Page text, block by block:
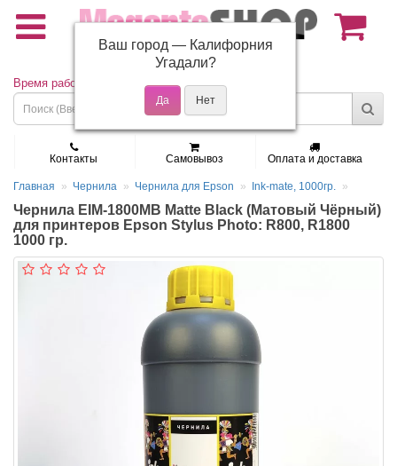
(495) 150-01-37
Время работы: Пн - Пт 9:30 - 19:00
Контакты Самовывоз Оплата и доставка
Главная Чернила Чернила для Epson Ink-mate, 1000гр.
Чернила EIM-1800MB Matte Black (Матовый Чёрный)
для принтеров Epson Stylus Photo: R800, R1800
1000 гр.
Ваш город — Калифорния
Угадали?